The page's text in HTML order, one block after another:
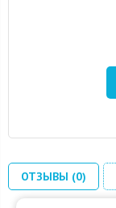
ОТЗЫВЫ (0)